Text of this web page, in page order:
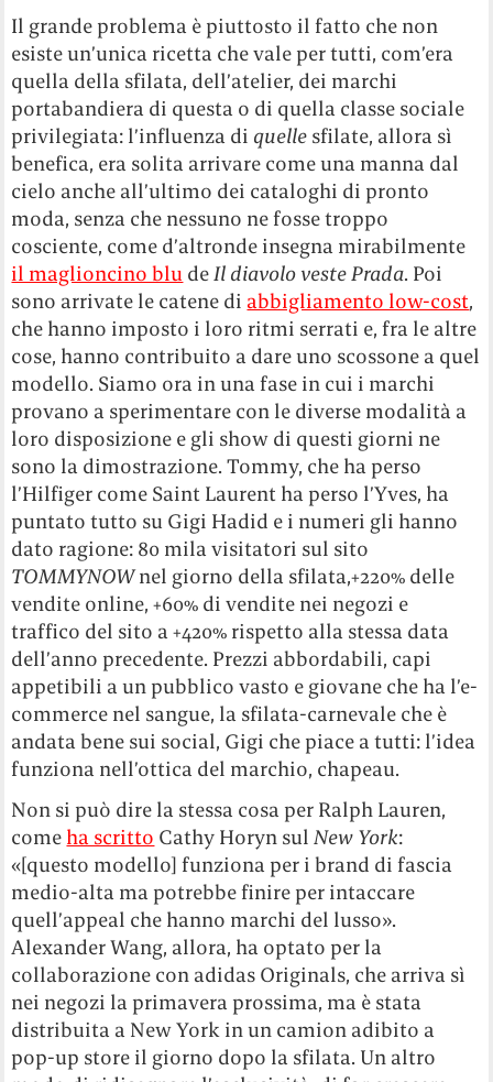
Il grande problema è piuttosto il fatto che non
esiste un’unica ricetta che vale per tutti, com’era
quella della sfilata, dell’atelier, dei marchi
portabandiera di questa o di quella classe sociale
privilegiata: l’influenza di quelle sfilate, allora sì
benefica, era solita arrivare come una manna dal
cielo anche all’ultimo dei cataloghi di pronto
moda, senza che nessuno ne fosse troppo
cosciente, come d’altronde insegna mirabilmente
il maglioncino blu deIl diavolo veste Prada. Poi
sono arrivate le catene di abbigliamento low-cost,
che hanno imposto i loro ritmi serrati e, fra le altre
cose, hanno contribuito a dare uno scossone a quel
modello. Siamo ora in una fase in cui i marchi
provano a sperimentare con le diverse modalità a
loro disposizione e gli show di questi giorni ne
sono la dimostrazione. Tommy, che ha perso
l’Hilfiger come Saint Laurent ha perso l’Yves, ha
puntato tutto su Gigi Hadid e i numeri gli hanno
dato ragione: 80 mila visitatori sul sito
TOMMYNOWnel giorno della sfilata,+220% delle
vendite online, +60% di vendite nei negozi e
traffico del sito a +420% rispetto alla stessa data
dell’anno precedente. Prezzi abbordabili, capi
appetibili a un pubblico vasto e giovane che ha l’e-
commerce nel sangue, la sfilata-carnevale che è
andata bene sui social, Gigi che piace a tutti: l’idea
funziona nell’ottica del marchio, chapeau.
Non si può dire la stessa cosa per Ralph Lauren,
come ha scritto Cathy Horyn sulNew York:
«[questo modello] funziona per i brand di fascia
medio-alta ma potrebbe finire per intaccare
quell’appeal che hanno marchi del lusso».
Alexander Wang, allora, ha optato per la
collaborazione con adidas Originals, che arriva sì
nei negozi la primavera prossima, ma è stata
distribuita a New York in un camion adibito a
pop-up store il giorno dopo la sfilata. Un altro